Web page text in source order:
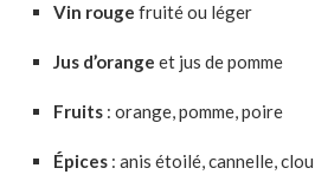
Vin rouge fruité ou léger
Jus d’orange et jus de pomme
Fruits : orange, pomme, poire
Épices : anis étoilé, cannelle,